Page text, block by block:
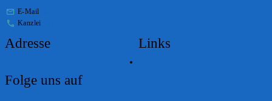
E-Mail
Kanzlei
Adresse Links
Folge uns auf